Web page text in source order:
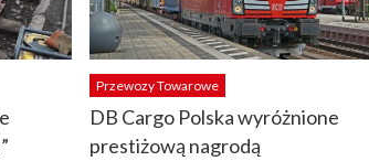
Przewozy Towarowe
DB Cargo Polska wyróżnione
prestiżową nagrodą